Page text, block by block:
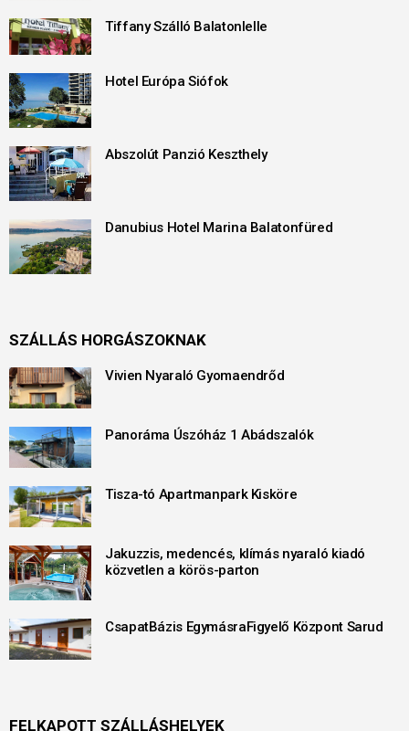
Tiffany Szálló Balatonlelle
Hotel Európa Siófok
Abszolút Panzió Keszthely
Danubius Hotel Marina Balatonfüred
SZÁLLÁS HORGÁSZOKNAK
Vivien Nyaraló Gyomaendrőd
Panoráma Úszóház 1 Abádszalók
Tisza-tó Apartmanpark Kisköre
Jakuzzis, medencés, klímás nyaraló kiadó
közvetlen a körös-parton
CsapatBázis EgymásraFigyelő Központ Sarud
FELKAPOTT SZÁLLÁSHELYEK